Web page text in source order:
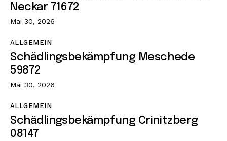
Neckar 71672
Mai 30, 2026
ALLGEMEIN
Schädlingsbekämpfung Meschede
59872
Mai 30, 2026
ALLGEMEIN
Schädlingsbekämpfung Crinitzberg
08147